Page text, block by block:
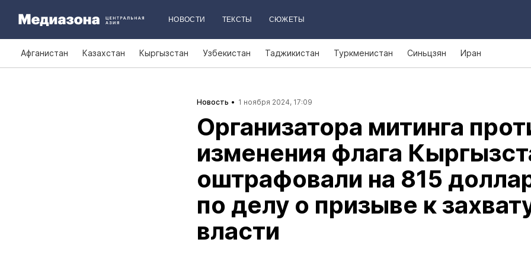
НОВОСТИ ТЕКСТЫ СЮЖЕТЫ
Афганистан Казахстан Кыргызстан Узбекистан Таджикистан Туркменистан Синьцзян Иран
Новость 1 ноября 2024, 17:09
Организатора митинга
изменения флага
оштрафовали на 815
по делу о призыве к
власти